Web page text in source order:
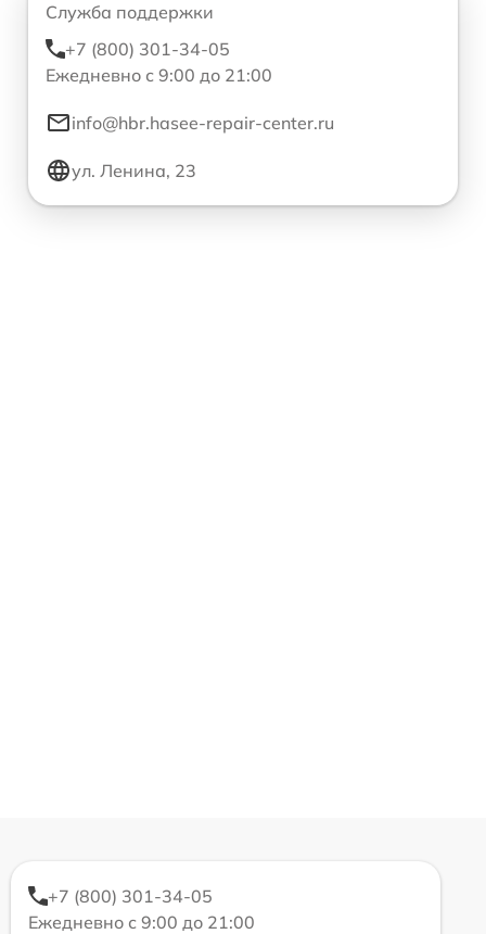
Служба поддержки
+7 (800) 301-34-05
Ежедневно с 9:00 до 21:00
info@hbr.hasee-repair-center.ru
ул. Ленина, 23
+7 (800) 301-34-05
Ежедневно с 9:00 до 21:00